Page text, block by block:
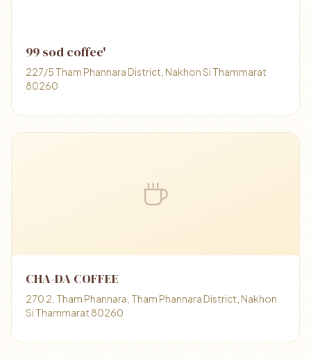
99 sod coffee'
227/5 Tham Phannara District, Nakhon Si Thammarat
80260
CHA-DA COFFEE
270 2, Tham Phannara, Tham Phannara District, Nakhon
Si Thammarat 80260